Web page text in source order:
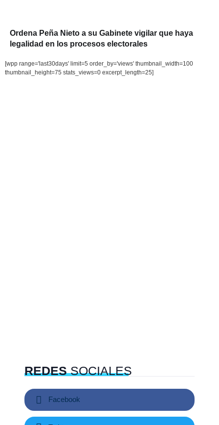
Ordena Peña Nieto a su Gabinete vigilar que haya
legalidad en los procesos electorales
[wpp range='last30days' limit=5 order_by='views' thumbnail_width=100
thumbnail_height=75 stats_views=0 excerpt_length=25]
REDESSOCIALES
Facebook